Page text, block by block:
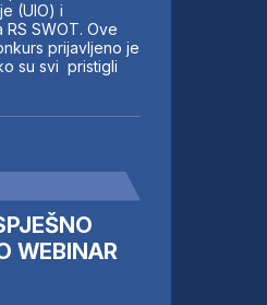
(UIO) i
SWOT. Ove
prijavljeno je
su svi pristigli
WEBINAR